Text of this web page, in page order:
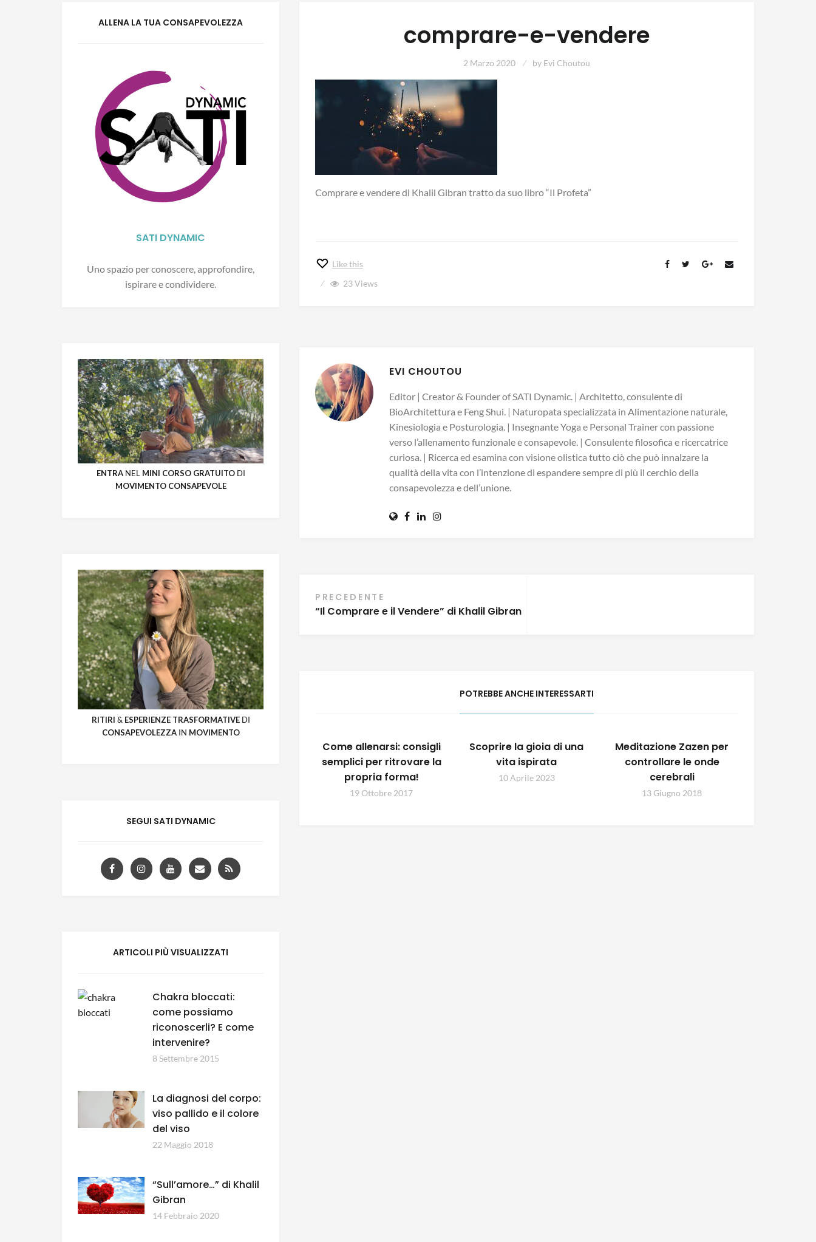
comprare-e-vendere
2 Marzo 2020 by Evi Choutou
Comprare e vendere di Khalil Gibran tratto da suo libro “Il Profeta”
Like this
23Views
EVI CHOUTOU
Editor | Creator & Founder of SATI Dynamic. | Architetto, consulente di
BioArchitettura e Feng Shui. | Naturopata specializzata in Alimentazione naturale,
Kinesiologia e Posturologia. | Insegnante Yoga e Personal Trainer con passione
verso l’allenamento funzionale e consapevole. | Consulente filosofica e ricercatrice
curiosa. | Ricerca ed esamina con visione olistica tutto ciò che può innalzare la
qualità della vita con l’intenzione di espandere sempre di più il cerchio della
consapevolezza e dell’unione.
Navigazione
PRECEDENTE
“Il Comprare e il Vendere” di Khalil Gibran
POTREBBE ANCHE INTERESSARTI
Come allenarsi: consigli
semplici per ritrovare la
propria forma!
19 Ottobre 2017
Scoprire la gioia di una
vita ispirata
10 Aprile 2023
Meditazione Zazen per
controllare le onde
cerebrali
13 Giugno 2018
ALLENA LA TUA CONSAPEVOLEZZA
SATI DYNAMIC
Uno spazio per conoscere, approfondire,
ispirare e condividere.
ENTRA NEL MINI CORSO GRATUITO DI
MOVIMENTO CONSAPEVOLE
RITIRI & ESPERIENZE TRASFORMATIVEDI
CONSAPEVOLEZZAIN MOVIMENTO
SEGUI SATI DYNAMIC
ARTICOLI PIÙ VISUALIZZATI
Chakra bloccati:
come possiamo
riconoscerli? E come
intervenire?
8 Settembre 2015
La diagnosi del corpo:
viso pallido e il colore
del viso
22 Maggio 2018
“Sull’amore…” di Khalil
Gibran
14 Febbraio 2020